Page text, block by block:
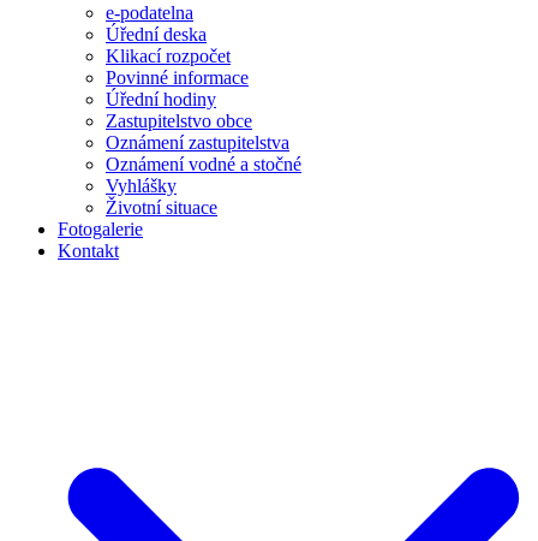
e-podatelna
Úřední deska
Klikací rozpočet
Povinné informace
Úřední hodiny
Zastupitelstvo obce
Oznámení zastupitelstva
Oznámení vodné a stočné
Vyhlášky
Životní situace
Fotogalerie
Kontakt